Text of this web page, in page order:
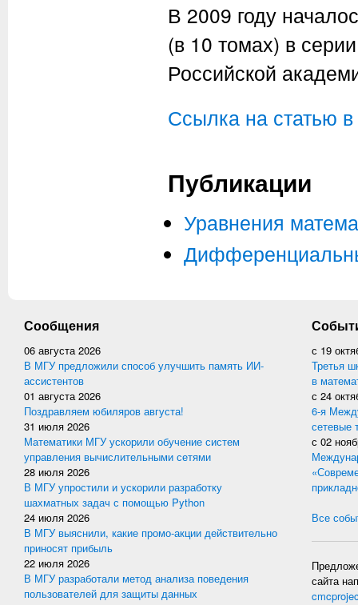
В 2009 году
(в 10 томах) в
Российской
Ссылка на статью
Публикации
Уравнения
Сообщения
06 августа 2026
В МГУ предложили способ улучшить память ИИ-
ассистентов
01 августа 2026
Поздравляем юбиляров августа!
31 июля 2026
Математики МГУ ускорили обучение систем
управления вычислительными сетями
28 июля 2026
В МГУ упростили и ускорили разработку
шахматных задач с помощью Python
24 июля 2026
В МГУ выяснили, какие промо-акции действительно
приносят прибыль
22 июля 2026
В МГУ разработали метод анализа поведения
пользователей для защиты данных
с 19
Третья
в
с 24
6-я
сетевые
с 02
Все
сайта